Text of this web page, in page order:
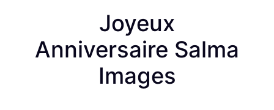
Joyeux
Anniversaire Salma
Images